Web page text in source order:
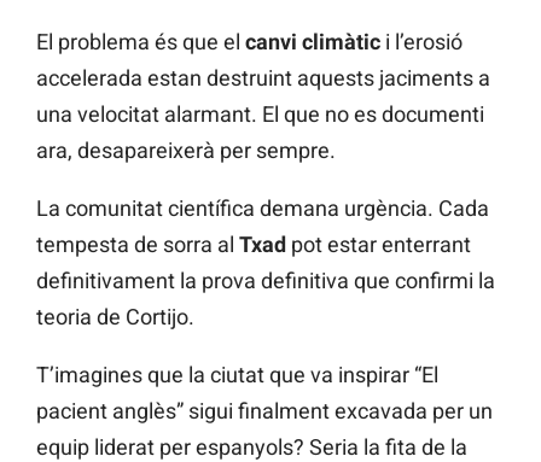
El problema és que el canvi climàtic i l’erosió
accelerada estan destruint aquests jaciments a
una velocitat alarmant. El que no es documenti
ara, desapareixerà per sempre.
La comunitat científica demana urgència. Cada
tempesta de sorra al Txad pot estar enterrant
definitivament la prova definitiva que confirmi la
teoria de Cortijo.
T’imagines que la ciutat que va inspirar “El
pacient anglès” sigui finalment excavada per un
equip liderat per espanyols? Seria la fita de la